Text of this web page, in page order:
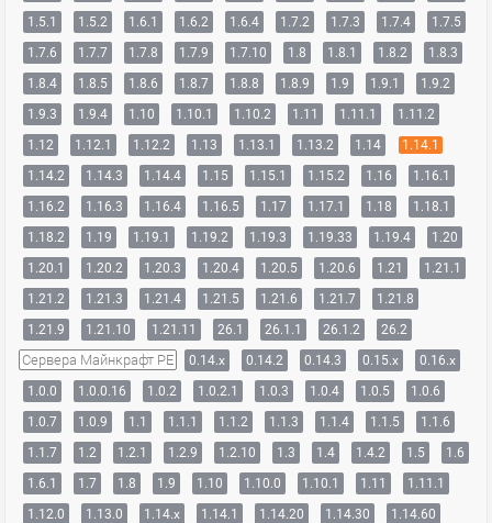
1.5.1
1.5.2 1.6.1 1.6.2 1.6.4 1.7.2 1.7.3 1.7.4
1.7.5
1.7.6
1.7.7 1.7.8 1.7.9 1.7.10 1.8 1.8.1 1.8.2
1.8.3
1.8.4
1.8.5 1.8.6 1.8.7 1.8.8 1.8.9 1.9 1.9.1
1.9.2
1.9.3
1.9.4 1.10 1.10.1 1.10.2 1.11 1.11.1
1.11.2
1.12
1.12.1 1.12.2 1.13 1.13.1 1.13.2 1.14
1.14.1
1.14.2
1.14.3 1.14.4 1.15 1.15.1 1.15.2 1.16
1.16.1
1.16.2
1.16.3 1.16.4 1.16.5 1.17 1.17.1 1.18
1.18.1
1.18.2
1.19 1.19.1 1.19.2 1.19.3 1.19.33 1.19.4
1.20
1.20.1
1.20.2 1.20.3 1.20.4 1.20.5 1.20.6 1.21
1.21.1
1.21.2
1.21.3 1.21.4 1.21.5 1.21.6 1.21.7
1.21.8
1.21.9
1.21.10 1.21.11 26.1 26.1.1 26.1.2 26.2
Сервера Майнкрафт PE 0.14.x 0.14.2 0.14.3 0.15.x
0.16.x
1.0.0
1.0.0.16 1.0.2 1.0.2.1 1.0.3 1.0.4 1.0.5
1.0.6
1.0.7
1.0.9 1.1 1.1.1 1.1.2 1.1.3 1.1.4 1.1.5
1.1.6
1.1.7
1.2 1.2.1 1.2.9 1.2.10 1.3 1.4 1.4.2 1.5
1.6
1.6.1
1.7 1.8 1.9 1.10 1.10.0 1.10.1 1.11
1.11.1
1.12.0
1.13.0 1.14.x 1.14.1 1.14.20 1.14.30
1.14.60